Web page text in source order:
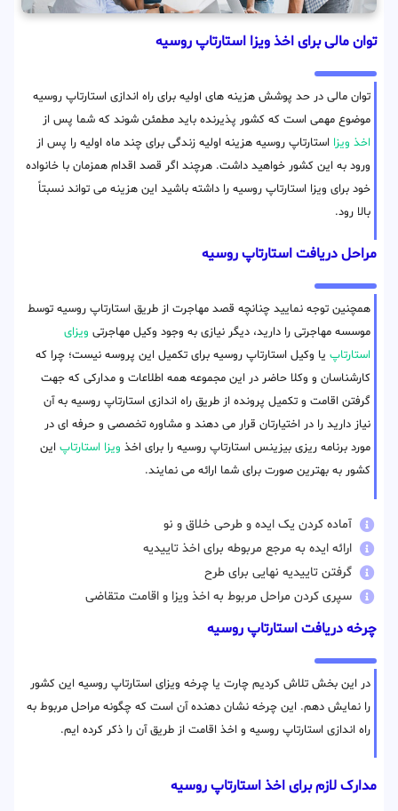
توان مالی برای اخذ ویزا استارتاپ روسیه
توان مالی در حد پوشش هزینه های اولیه برای راه اندازی استارتاپ روسیه
موضوع مهمی است که کشور پذیرنده باید مطمئن شوند که شما پس از
اخذ ویزا استارتاپ روسیه هزینه اولیه زندگی برای چند ماه اولیه را پس از
ورود به این کشور خواهید داشت. هرچند اگر قصد اقدام همزمان با خانواده
خود برای ویزا استارتاپ روسیه را داشته باشید این هزینه می تواند نسبتاً
بالا رود.
مراحل دریافت استارتاپ روسیه
همچنین توجه نمایید چنانچه قصد مهاجرت از طریق استارتاپ روسیه توسط
موسسه مهاجرتی را دارید، دیگر نیازی به وجود وکیل مهاجرتی ویزای
استارتاپ یا وکیل استارتاپ روسیه برای تکمیل این پروسه نیست؛ چرا که
کارشناسان و وکلا حاضر در این مجموعه همه اطلاعات و مدارکی که جهت
گرفتن اقامت و تکمیل پرونده از طریق راه اندازی استارتاپ روسیه به آن
نیاز دارید را در اختیارتان قرار می دهند و مشاوره تخصصی و حرفه ای در
مورد برنامه ریزی بیزینس استارتاپ روسیه را برای اخذ ویزا استارتاپ این
کشور به بهترین صورت برای شما ارائه می نمایند.
آماده کردن یک ایده و طرحی خلاق و نو
ارائه ایده به مرجع مربوطه برای اخذ تاییدیه
گرفتن تاییدیه نهایی برای طرح
سپری کردن مراحل مربوط به اخذ ویزا و اقامت متقاضی
چرخه دریافت استارتاپ روسیه
در این بخش تلاش کردیم چارت یا چرخه ویزای استارتاپ روسیه این کشور
را نمایش دهم. این چرخه نشان دهنده آن است که چگونه مراحل مربوط به
راه اندازی استارتاپ روسیه و اخذ اقامت از طریق آن را ذکر کرده ایم.
مدارک لازم برای اخذ استارتاپ روسیه